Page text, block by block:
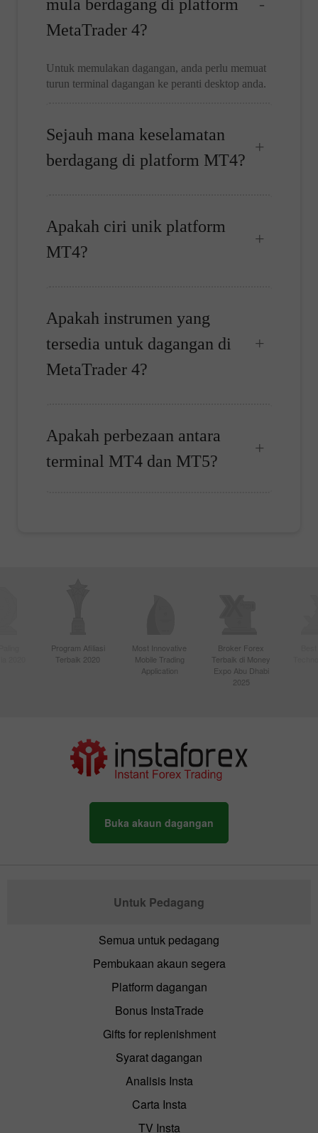
mula berdagang di platform
MetaTrader 4?
Untuk memulakan dagangan, anda perlu memuat
turun terminal dagangan ke peranti desktop anda.
Sejauh mana keselamatan
berdagang di platform MT4?
Apakah ciri unik platform
MT4?
Apakah instrumen yang
tersedia untuk dagangan di
MetaTrader 4?
Apakah perbezaan antara
terminal MT4 dan MT5?
Program Afiliasi
Terbaik 2020
Most Innovative
Mobile Trading
Application
Broker Forex
Terbaik di Money
Expo Abu Dhabi
2025
Buka akaun dagangan
Untuk Pedagang
Semua untuk pedagang
Pembukaan akaun segera
Platform dagangan
Bonus InstaTrade
Gifts for replenishment
Syarat dagangan
Analisis Insta
Carta Insta
TV Insta